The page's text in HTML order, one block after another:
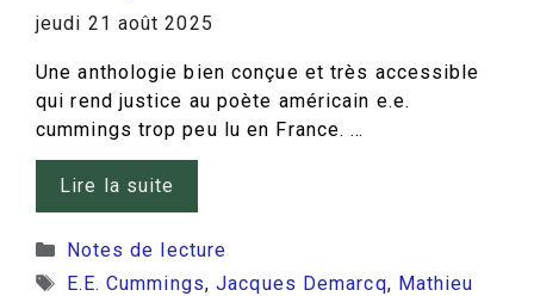
jeudi 21 août 2025
Une anthologie bien conçue et très accessible
qui rend justice au poète américain e.e.
cummings trop peu lu en France. …
Lire la suite
Catégories
Notes de lecture
Étiquettes
E.E. Cummings,Jacques Demarcq, Mathieu